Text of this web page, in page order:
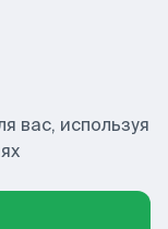
вас, используя